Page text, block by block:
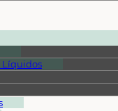
Líquidos